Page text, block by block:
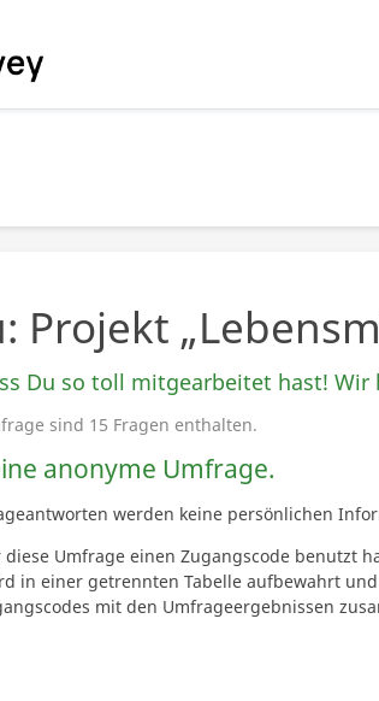
Projekt
Du so toll mitgearbeitet hast!
sind 15 Fragen enthalten.
anonyme Umfrage.
werden keine persönlichen
diese Umfrage einen Zugangscode benutzt
in einer getrennten Tabelle aufbewahrt
mit den Umfrageergebnissen